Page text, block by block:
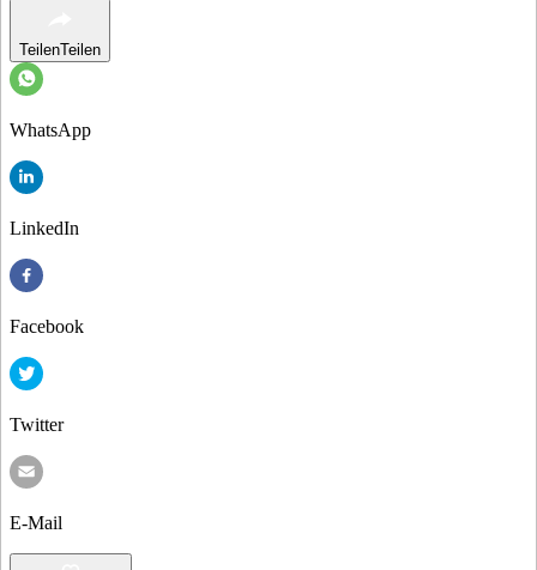
TeilenTeilen
WhatsApp
LinkedIn
Facebook
Twitter
E-Mail